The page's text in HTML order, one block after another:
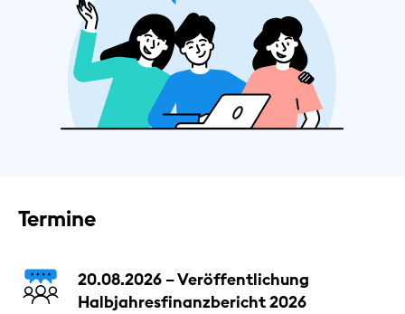
Termine
20.08.2026 – Veröffentlichung
Halbjahresfinanzbericht 2026